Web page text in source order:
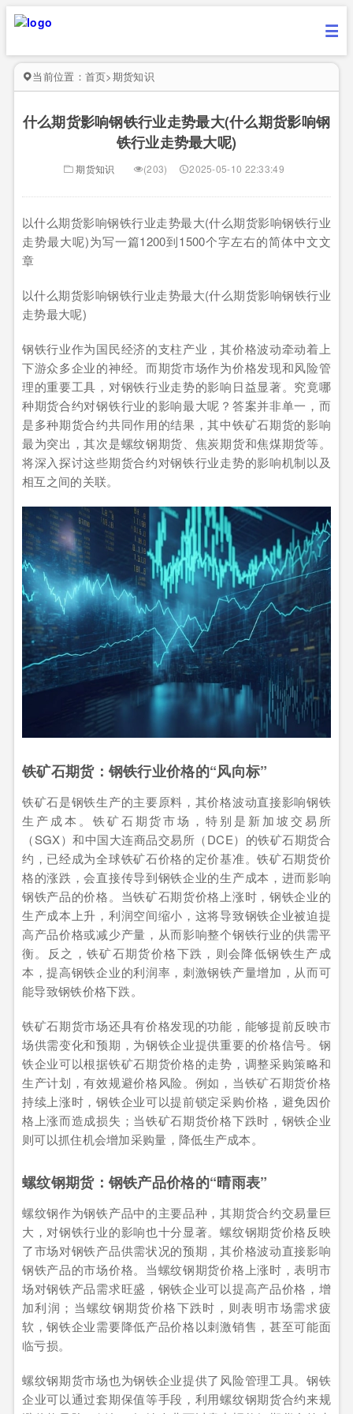
当前位置： 首页>期货知识
什么期货影响钢铁行业走势最大(什么期货影响钢
铁行业走势最大呢)
期货知识 (203) 2025-05-10 22:33:49
以什么期货影响钢铁行业走势最大(什么期货影响钢铁行业
走势最大呢)为写一篇1200到1500个字左右的简体中文文
章
以什么期货影响钢铁行业走势最大(什么期货影响钢铁行业
走势最大呢)
钢铁行业作为国民经济的支柱产业，其价格波动牵动着上
下游众多企业的神经。而期货市场作为价格发现和风险管
理的重要工具，对钢铁行业走势的影响日益显著。究竟哪
种期货合约对钢铁行业的影响最大呢？答案并非单一，而
是多种期货合约共同作用的结果，其中铁矿石期货的影响
最为突出，其次是螺纹钢期货、焦炭期货和焦煤期货等。
将深入探讨这些期货合约对钢铁行业走势的影响机制以及
相互之间的关联。
铁矿石期货：钢铁行业价格的“风向标”
铁矿石是钢铁生产的主要原料，其价格波动直接影响钢铁
生产成本。铁矿石期货市场，特别是新加坡交易所
（SGX）和中国大连商品交易所（DCE）的铁矿石期货合
约，已经成为全球铁矿石价格的定价基准。铁矿石期货价
格的涨跌，会直接传导到钢铁企业的生产成本，进而影响
钢铁产品的价格。当铁矿石期货价格上涨时，钢铁企业的
生产成本上升，利润空间缩小，这将导致钢铁企业被迫提
高产品价格或减少产量，从而影响整个钢铁行业的供需平
衡。反之，铁矿石期货价格下跌，则会降低钢铁生产成
本，提高钢铁企业的利润率，刺激钢铁产量增加，从而可
能导致钢铁价格下跌。
铁矿石期货市场还具有价格发现的功能，能够提前反映市
场供需变化和预期，为钢铁企业提供重要的价格信号。钢
铁企业可以根据铁矿石期货价格的走势，调整采购策略和
生产计划，有效规避价格风险。例如，当铁矿石期货价格
持续上涨时，钢铁企业可以提前锁定采购价格，避免因价
格上涨而造成损失；当铁矿石期货价格下跌时，钢铁企业
则可以抓住机会增加采购量，降低生产成本。
螺纹钢期货：钢铁产品价格的“晴雨表”
螺纹钢作为钢铁产品中的主要品种，其期货合约交易量巨
大，对钢铁行业的影响也十分显著。螺纹钢期货价格反映
了市场对钢铁产品供需状况的预期，其价格波动直接影响
钢铁产品的市场价格。当螺纹钢期货价格上涨时，表明市
场对钢铁产品需求旺盛，钢铁企业可以提高产品价格，增
加利润；当螺纹钢期货价格下跌时，则表明市场需求疲
软，钢铁企业需要降低产品价格以刺激销售，甚至可能面
临亏损。
螺纹钢期货市场也为钢铁企业提供了风险管理工具。钢铁
企业可以通过套期保值等手段，利用螺纹钢期货合约来规